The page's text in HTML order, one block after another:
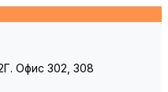
Офис 302, 308